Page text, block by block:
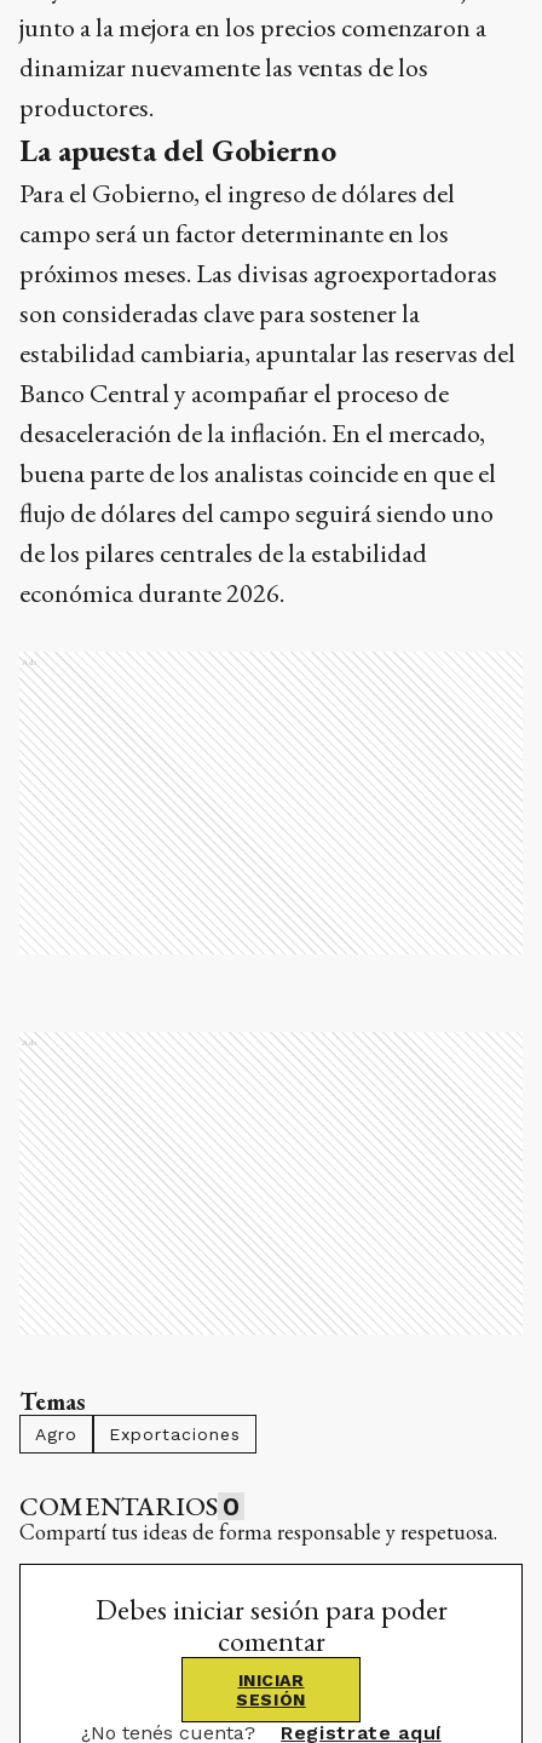
junto a la mejora en los precios comenzaron a
dinamizar nuevamente las ventas de los
productores.
La apuesta del Gobierno
Para el Gobierno, el ingreso de dólares del
campo será un factor determinante en los
próximos meses. Las divisas agroexportadoras
son consideradas clave para sostener la
estabilidad cambiaria, apuntalar las reservas del
Banco Central y acompañar el proceso de
desaceleración de la inflación. En el mercado,
buena parte de los analistas coincide en que el
flujo de dólares del campo seguirá siendo uno
de los pilares centrales de la estabilidad
económica durante 2026.
Ads
Ads
Temas
Agro Exportaciones
COMENTARIOS 0
Compartí tus ideas de forma responsable y respetuosa.
Debes iniciar sesión para poder
comentar
INICIAR
SESIÓN
¿No tenés cuenta? Registrate aquí